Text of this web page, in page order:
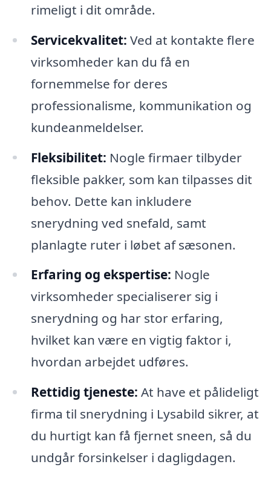
rimeligt i dit område.
Servicekvalitet: Ved at kontakte flere
virksomheder kan du få en
fornemmelse for deres
professionalisme, kommunikation og
kundeanmeldelser.
Fleksibilitet: Nogle firmaer tilbyder
fleksible pakker, som kan tilpasses dit
behov. Dette kan inkludere
snerydning ved snefald, samt
planlagte ruter i løbet af sæsonen.
Erfaring og ekspertise: Nogle
virksomheder specialiserer sig i
snerydning og har stor erfaring,
hvilket kan være en vigtig faktor i,
hvordan arbejdet udføres.
Rettidig tjeneste: At have et pålideligt
firma til snerydning i Lysabild sikrer, at
du hurtigt kan få fjernet sneen, så du
undgår forsinkelser i dagligdagen.